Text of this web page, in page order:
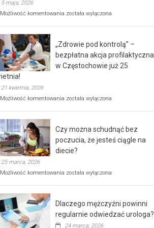
5 maja, 2026
Możliwość komentowania Rusza
rehabilitacji
dla
seniorów!
została wyłączona
„Zdrowie pod kontrolą” –
bezpłatna akcja profilaktyczna
w Częstochowie już 25
21 kwietnia, 2026
Możliwość komentowania „Zdrowie
bezpłatna
akcja
profilaktyczna
w
już
kwietnia!
została wyłączona
Czy można schudnąć bez
poczucia, że jesteś ciągle na
diecie?
25 marca, 2026
Możliwość komentowania Czy
poczucia,
że
została wyłączona
Dlaczego mężczyźni powinni
regularnie odwiedzać urologa?
24 marca, 2026